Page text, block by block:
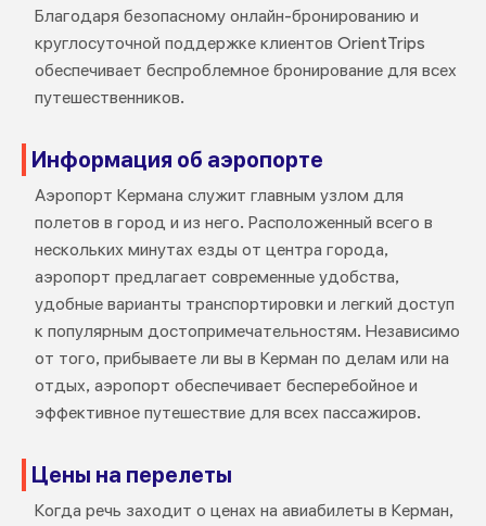
Благодаря безопасному онлайн-бронированию и
круглосуточной поддержке клиентов OrientTrips
обеспечивает беспроблемное бронирование для всех
путешественников.
Информация об аэропорте
Аэропорт Кермана служит главным узлом для
полетов в город и из него. Расположенный всего в
нескольких минутах езды от центра города,
аэропорт предлагает современные удобства,
удобные варианты транспортировки и легкий доступ
к популярным достопримечательностям. Независимо
от того, прибываете ли вы в Керман по делам или на
отдых, аэропорт обеспечивает бесперебойное и
эффективное путешествие для всех пассажиров.
Цены на перелеты
Когда речь заходит о ценах на авиабилеты в Керман,